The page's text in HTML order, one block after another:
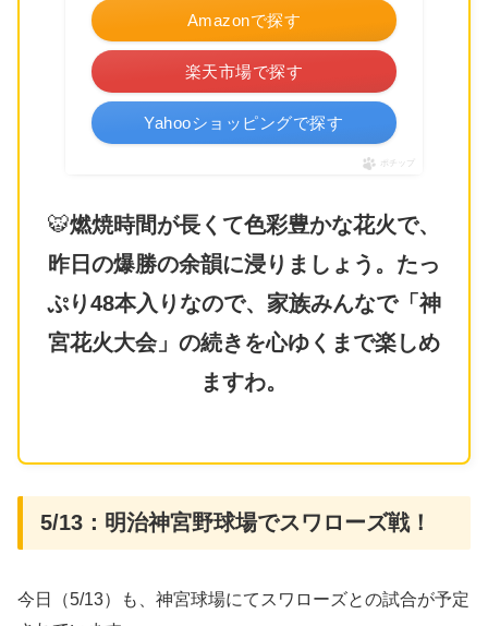
Amazonで探す
楽天市場で探す
Yahooショッピングで探す
ポチップ
🐯燃焼時間が長くて色彩豊かな花火で、
昨日の爆勝の余韻に浸りましょう。たっ
ぷり48本入りなので、家族みんなで「神
宮花火大会」の続きを心ゆくまで楽しめ
ますわ。
5/13：明治神宮野球場でスワローズ戦！
今日（5/13）も、神宮球場にてスワローズとの試合が予定